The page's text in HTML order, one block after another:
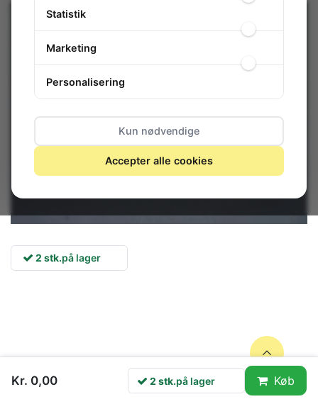
2 stk.på lager
Kr. 0,00 2 stk.på lager Køb
Statistik
Marketing
Personalisering
Kun nødvendige
Accepter alle cookies